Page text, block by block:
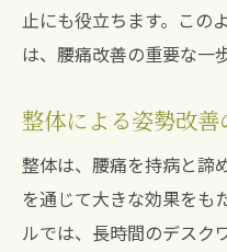
止にも役立ちます。この
は、腰痛改善の重要な一
整体による姿勢改善
整体は、腰痛を持病と諦
を通じて大きな効果をも
ルでは、長時間のデスク